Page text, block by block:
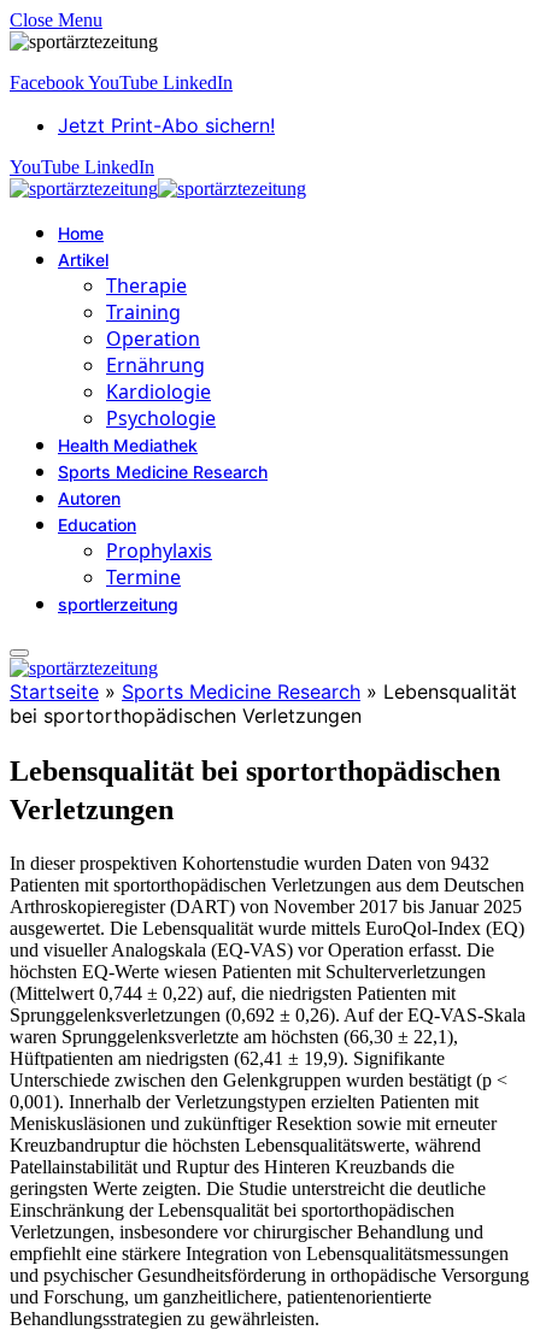
Close Menu
FacebookYouTube LinkedIn
Jetzt Print-Abo sichern!
YouTube LinkedIn
Home
Artikel
Therapie
Training
Operation
Ernährung
Kardiologie
Psychologie
Health Mediathek
Sports Medicine Research
Autoren
Education
Prophylaxis
Termine
sportlerzeitung
Startseite » Sports Medicine Research » Lebensqualität
bei sportorthopädischen Verletzungen
Lebensqualität bei sportorthopädischen
Verletzungen
In dieser prospektiven Kohortenstudie wurden Daten von 9432
Patienten mit sportorthopädischen Verletzungen aus dem Deutschen
Arthroskopieregister (DART) von November 2017 bis Januar 2025
ausgewertet. Die Lebensqualität wurde mittels EuroQol-Index (EQ)
und visueller Analogskala (EQ-VAS) vor Operation erfasst. Die
höchsten EQ-Werte wiesen Patienten mit Schulterverletzungen
(Mittelwert 0,744 ± 0,22) auf, die niedrigsten Patienten mit
Sprunggelenksverletzungen (0,692 ± 0,26). Auf der EQ-VAS-Skala
waren Sprunggelenksverletzte am höchsten (66,30 ± 22,1),
Hüftpatienten am niedrigsten (62,41 ± 19,9). Signifikante
Unterschiede zwischen den Gelenkgruppen wurden bestätigt (p <
0,001). Innerhalb der Verletzungstypen erzielten Patienten mit
Meniskusläsionen und zukünftiger Resektion sowie mit erneuter
Kreuzbandruptur die höchsten Lebensqualitätswerte, während
Patellainstabilität und Ruptur des Hinteren Kreuzbands die
geringsten Werte zeigten. Die Studie unterstreicht die deutliche
Einschränkung der Lebensqualität bei sportorthopädischen
Verletzungen, insbesondere vor chirurgischer Behandlung und
empfiehlt eine stärkere Integration von Lebensqualitätsmessungen
und psychischer Gesundheitsförderung in orthopädische Versorgung
und Forschung, um ganzheitlichere, patientenorientierte
Behandlungsstrategien zu gewährleisten.